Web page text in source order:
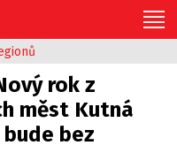
rok z
měst Kutná
bez